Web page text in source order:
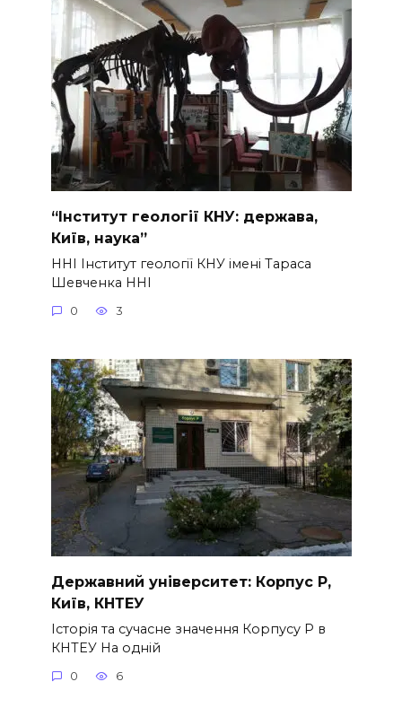
“Інститут геології КНУ: держава,
Київ, наука”
ННІ Інститут геології КНУ імені Тараса
Шевченка ННІ
0 3
Державний університет: Корпус Р,
Київ, КНТЕУ
Історія та сучасне значення Корпусу Р в
КНТЕУ На одній
0 6